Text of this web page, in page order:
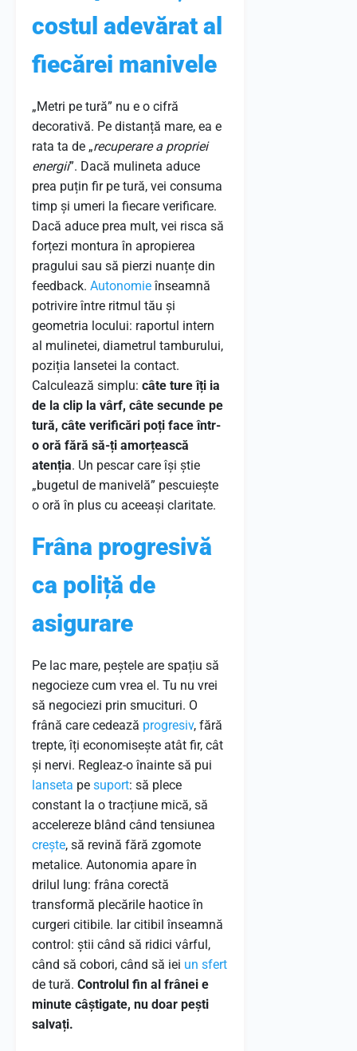
costul adevărat al
fiecărei manivele
„Metri pe tură” nu e o cifră
decorativă. Pe distanță mare, ea e
rata ta de „recuperare a propriei
energii”. Dacă mulineta aduce
prea puțin fir pe tură, vei consuma
timp și umeri la fiecare verificare.
Dacă aduce prea mult, vei risca să
forțezi montura în apropierea
pragului sau să pierzi nuanțe din
feedback. Autonomieînseamnă
potrivire între ritmul tău și
geometria locului: raportul intern
al mulinetei, diametrul tamburului,
poziția lansetei la contact.
Calculează simplu: câte ture îți ia
de la clip la vârf, câte secunde pe
tură, câte verificări poți face într-
o oră fără să-ți amorțească
atenția. Un pescar care își știe
„bugetul de manivelă” pescuiește
o oră în plus cu aceeași claritate.
Frâna progresivă
ca poliță de
asigurare
Pe lac mare, peștele are spațiu să
negocieze cum vrea el. Tu nu vrei
să negociezi prin smucituri. O
frână care cedează progresiv, fără
trepte, îți economisește atât fir, cât
și nervi. Regleaz-o înainte să pui
lanseta pe suport: să plece
constant la o tracțiune mică, să
accelereze blând când tensiunea
crește, să revină fără zgomote
metalice. Autonomia apare în
drilul lung: frâna corectă
transformă plecările haotice în
curgeri citibile. Iar citibil înseamnă
control: știi când să ridici vârful,
când să cobori, când să iei un sfert
de tură. Controlul fin al frânei e
minute câștigate, nu doar pești
salvați.